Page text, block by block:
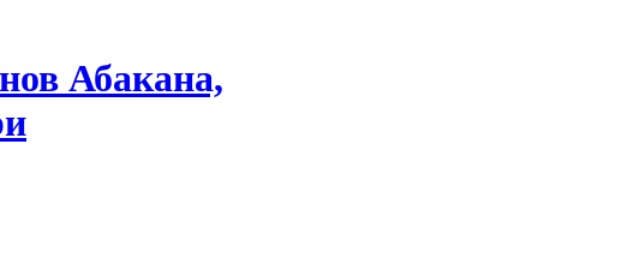
Абакана,